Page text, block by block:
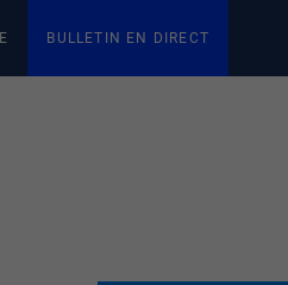
BULLETIN EN DIRECT